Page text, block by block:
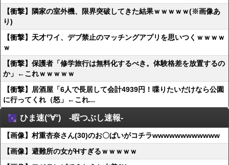
【衝撃】隣家の室外機、限界突破してきた結果ｗｗｗｗｗ(※画像あ
り)
【衝撃】天才ワイ、デブ禁止のマッチングアプリを思いつくｗｗｗｗ
ｗ
【衝撃】保護者「修学旅行は無料化するべき。体験格差を放置するの
か」←これｗｗｗｗｗ
【衝撃】居酒屋「6人で長居して会計4939円！喋りたいだけなら公園
に行ってくれ（怒」←これ...
ひま速(°∀°) -暇つぶし速報-
【画像】村重杏奈さん(30)のお〇ぱいがコチラwwwwwwwwwwww
【画像】避難所の女がHすぎるｗｗｗｗｗ